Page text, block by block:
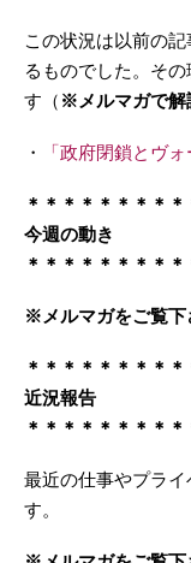
この状況は以前の
るものでした。そ
す（ ※メルマガで解
・ 「政府閉鎖とヴ
＊＊＊＊＊＊＊＊＊
今週の動き
＊＊＊＊＊＊＊＊＊
※メルマガをご覧下
＊＊＊＊＊＊＊＊＊
近況報告
＊＊＊＊＊＊＊＊＊
最近の仕事やプラ
す。